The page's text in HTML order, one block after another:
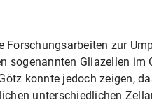
Forschungsarbeiten zur
sogenannten Gliazellen
konnte jedoch zeigen,
unterschiedlichen